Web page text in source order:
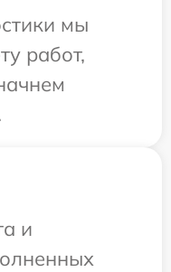
мы
работ,
и